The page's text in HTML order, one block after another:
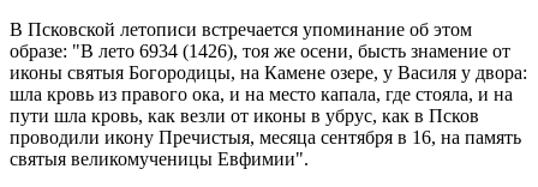
В Псковской летописи встречается упоминание об этом
образе: "В лето 6934 (1426), тоя же осени, бысть знамение от
иконы святыя Богородицы, на Камене озере, у Василя у двора:
шла кровь из правого ока, и на место капала, где стояла, и на
пути шла кровь, как везли от иконы в убрус, как в Псков
проводили икону Пречистыя, месяца сентября в 16, на память
святыя великомученицы Евфимии".